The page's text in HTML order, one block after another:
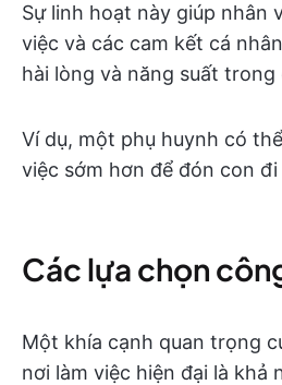
Sự linh hoạt này giúp nhân
việc và các cam kết cá
hài lòng và năng suất
Ví dụ, một phụ huynh có
việc sớm hơn để đón con đi
Các lựa chọn
Một khía cạnh quan trọng
nơi làm việc hiện đại là khả